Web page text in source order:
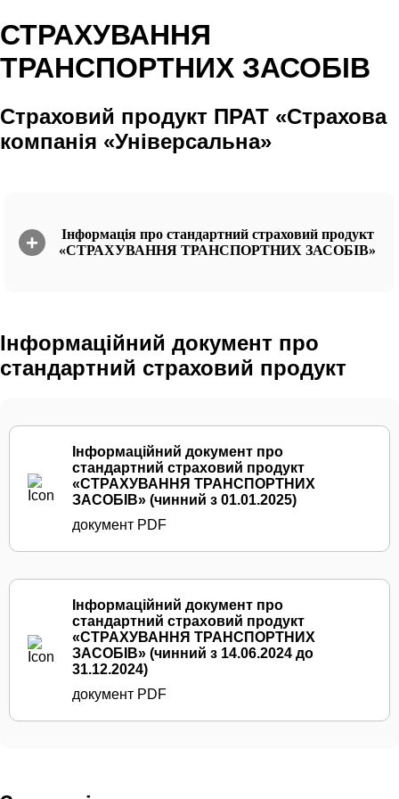
СТРАХУВАННЯ
ТРАНСПОРТНИХ ЗАСОБІВ
Страховий продукт ПРАТ «Страхова
компанія «Універсальна»
Інформація про стандартний страховий продукт
«СТРАХУВАННЯ ТРАНСПОРТНИХ ЗАСОБІВ»
Інформаційний документ про
стандартний страховий продукт
Інформаційний документ про
стандартний страховий продукт
«СТРАХУВАННЯ ТРАНСПОРТНИХ
ЗАСОБІВ» (чинний з 01.01.2025)
документ PDF
Інформаційний документ про
стандартний страховий продукт
«СТРАХУВАННЯ ТРАНСПОРТНИХ
ЗАСОБІВ» (чинний з 14.06.2024 до
31.12.2024)
документ PDF